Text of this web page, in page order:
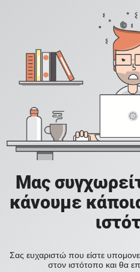
Μας
κάνουμε
Σας ευχαριστώ που είστε
στον ιστότοπο και θα